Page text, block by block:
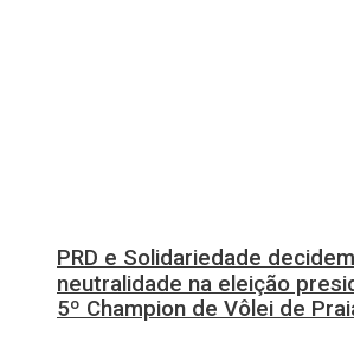
5º Champion de Vôlei de
PRD e Solidariedade
neutralidade na eleição